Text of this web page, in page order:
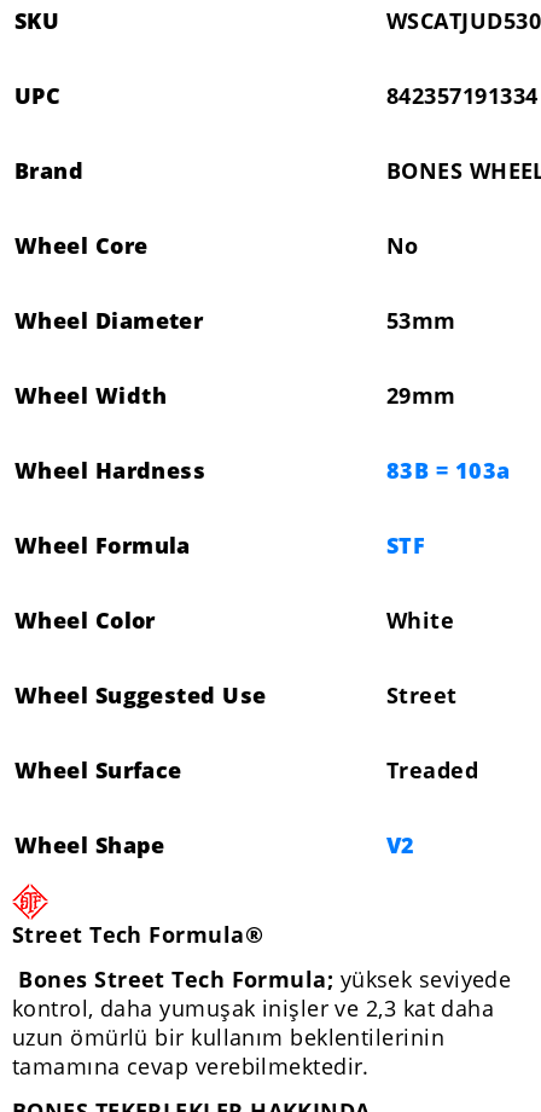
SKU
UPC 842357191334
Brand BONES
Wheel Core No
Wheel Diameter 53mm
Wheel Width 29mm
Wheel Hardness 83B = 103a
Wheel Formula STF
Wheel Color White
Wheel Suggested Use Street
Wheel Surface Treaded
Wheel Shape V2
Street Tech Formula®
Bones Street Tech Formula; yüksek seviyede
kontrol, daha yumuşak inişler ve 2,3 kat daha
uzun ömürlü bir kullanım beklentilerinin
tamamına cevap verebilmektedir.